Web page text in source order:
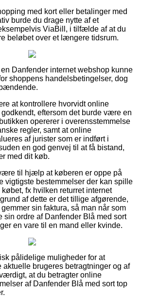
med kort eller betalinger med
burde du drage nytte af et
ViaBill, i tilfælde af at du
beløbet over et længere tidsrum.
Danfender internet webshop kunne
shoppens handelsbetingelser, dog
at kontrollere hvorvidt online
eftersom det burde være en
opererer i overensstemmelse
regler, samt at online
af jurister som er indført i
en god genvej til at få bistand,
med dit køb.
til hjælp at køberen er oppe på
vigtigste bestemmelser der kan spille
fx hvilken returret internet
af dette er det tillige afgørende,
sin faktura, så man når som
sin ordre af Danfender Blå med sort
en vare til en mand eller kvinde.
pålidelige muligheder for at
aktuelle brugeres betragtninger og af
at du betragter online
af Danfender Blå med sort top